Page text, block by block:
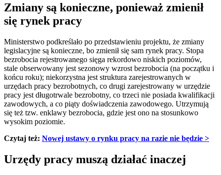
Zmiany są konieczne, ponieważ zmienił
się rynek pracy
Ministerstwo podkreślało po przedstawieniu projektu, że zmiany
legislacyjne są konieczne, bo zmienił się sam rynek pracy. Stopa
bezrobocia rejestrowanego sięga rekordowo niskich poziomów,
stale obserwowany jest sezonowy wzrost bezrobocia (na początku i
końcu roku); niekorzystna jest struktura zarejestrowanych w
urzędach pracy bezrobotnych, co drugi zarejestrowany w urzędzie
pracy jest długotrwale bezrobotny, co trzeci nie posiada kwalifikacji
zawodowych, a co piąty doświadczenia zawodowego. Utrzymują
się też tzw. enklawy bezrobocia, gdzie jest ono na stosunkowo
wysokim poziomie.
Czytaj też: Nowej ustawy o rynku pracy na razie nie będzie >
Urzędy pracy muszą działać inaczej